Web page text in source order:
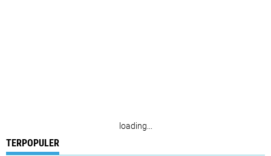
loading...
TERPOPULER